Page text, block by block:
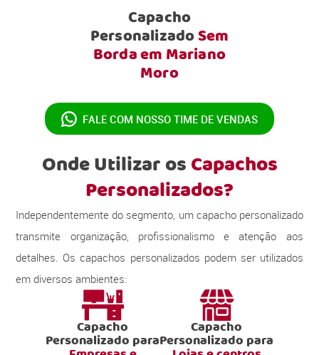
Capacho
PersonalizadoSem
Borda em Mariano
Moro
FALE COM NOSSO TIME DE VENDAS
Onde Utilizar osCapachos
Personalizados?
Independentemente do segmento, um capacho personalizado
transmite organização, profissionalismo e atenção aos
detalhes. Os capachos personalizados podem ser utilizados
em diversos ambientes:
Capacho
Personalizado para
Capacho
Personalizado para